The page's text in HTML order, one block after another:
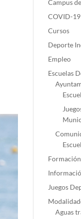
Campus
COVID-19
Cursos
Deporte
Empleo
Escuelas
Formación
Juegos
Aguas